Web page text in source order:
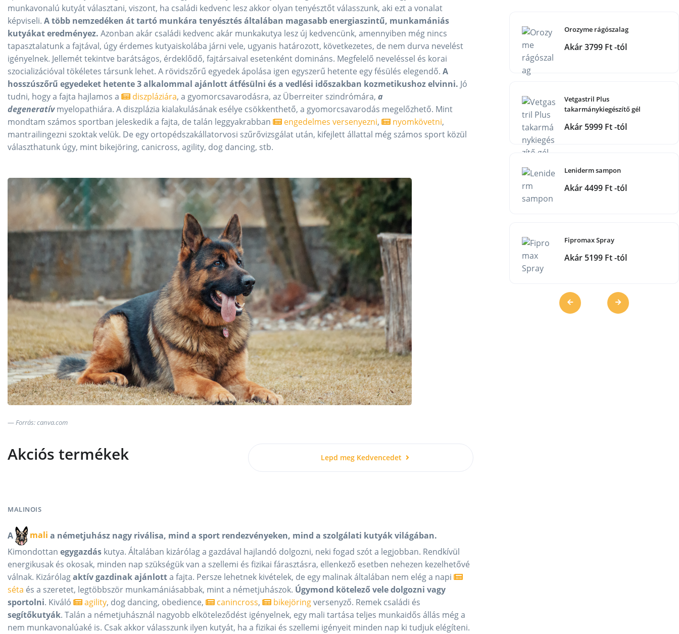
munkavonalú kutyát választani, viszont, ha családi kedvenc lesz akkor olyan tenyésztőt válasszunk, aki ezt a vonalat
képviseli. A több nemzedéken át tartó munkára tenyésztés általában magasabb energiaszintű, munkamániás
kutyákat eredményez. Azonban akár családi kedvenc akár munkakutya lesz új kedvencünk, amennyiben még nincs
tapasztalatunk a fajtával, úgy érdemes kutyaiskolába járni vele, ugyanis határozott, következetes, de nem durva nevelést
igényelnek. Jellemét tekintve barátságos, érdeklődő, fajtársaival esetenként domináns. Megfelelő neveléssel és korai
szocializációval tökéletes társunk lehet. A rövidszőrű egyedek ápolása igen egyszerű hetente egy fésülés elegendő. A
hosszúszőrű egyedeket hetente 3 alkalommal ajánlott átfésülni és a vedlési időszakban kozmetikushoz elvinni. Jó
tudni, hogy a fajta hajlamos a
diszpláziára, a gyomorcsavarodásra, az Überreiter szindrómára, a
degeneratívmyelopathiára. A diszplázia kialakulásának esélye csökkenthető, a gyomorcsavarodás megelőzhető. Mint
mondtam számos sportban jeleskedik a fajta, de talán leggyakrabban
engedelmes versenyezni, nyomkövetni,
mantrailingezni szoktak velük. De egy ortopédszakállatorvosi szűrővizsgálat után, kifejlett állattal még számos sport közül
választhatunk úgy, mint bikejöring, canicross, agility, dog dancing, stb.
Forrás: canva.com
Akciós termékek Lepd meg Kedvencedet
MALINOIS
A mali a németjuhász nagy riválisa, mind a sport rendezvényeken, mind a szolgálati kutyák világában.
Kimondottan egygazdás kutya. Általában kizárólag a gazdával hajlandó dolgozni, neki fogad szót a legjobban. Rendkívül
energikusak és okosak, minden nap szükségük van a szellemi és fizikai fárasztásra, ellenkező esetben nehezen kezelhetővé
válnak. Kizárólagaktív gazdinak ajánlotta fajta. Persze lehetnek kivételek, de egy malinak általában nem elég a napi
séta és a szeretet, legtöbbször munkamániásabbak, mint a németjuhászok. Úgymond kötelező vele dolgozni vagy
sportolni. Kiváló agility, dog dancing, obedience, canincross, bikejöringversenyző. Remek családi és
segítőkutyák. Talán a németjuhásznál nagyobb elköteleződést igényelnek, egy mali tartása teljes munkaidős állás még a
nem munkavonalúaké is. Csak akkor válasszunk ilyen kutyát, ha a fizikai és szellemi igényeit minden nap ki tudjuk elégíteni.
Orozyme rágószalag
Akár 3799 Ft -tól
Vetgastril Plus
takarmánykiegészítő gél
Akár 5999 Ft -tól
Leniderm sampon
Akár 4499 Ft -tól
Fipromax Spray
Akár 5199 Ft -tól